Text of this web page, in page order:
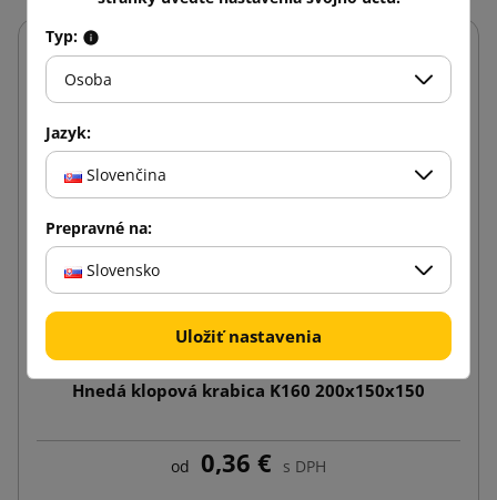
Hnedá klopová krabica K160 200x150x150
od 0,36 € s DPH
Typ:
Osoba
Jazyk:
Slovenčina
Prepravné na:
Slovensko
Uložiť nastavenia